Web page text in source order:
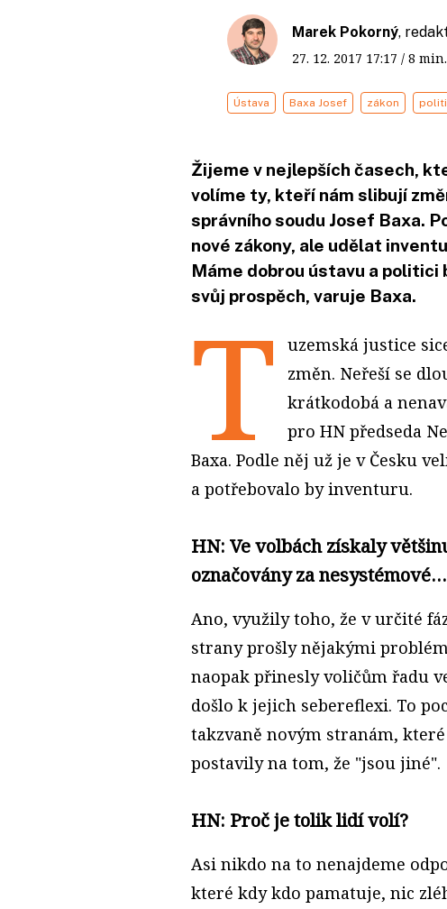
Marek Pokorný,
27. 12. 2017 17:17 / 8
Ústava Baxa Josef zákon
Žijeme v nejlepších časech,
volíme ty, kteří nám slibují
správního soudu Josef Baxa.
nové zákony, ale udělat
Máme dobrou ústavu a politici
svůj prospěch, varuje Baxa.
T
uzemská justice
změn. Neřeší se
krátkodobá a
pro HN předseda
Baxa. Podle něj už je v Česku
a potřebovalo by inventuru.
HN: Ve volbách získaly
označovány za nesystémové…
Ano, využily toho, že v určité
strany prošly nějakými
naopak přinesly voličům řadu
došlo k jejich sebereflexi. To
takzvaně novým stranám,
postavily na tom, že "jsou jiné".
HN: Proč je tolik lidí volí?
Asi nikdo na to nenajdeme
které kdy kdo pamatuje, nic